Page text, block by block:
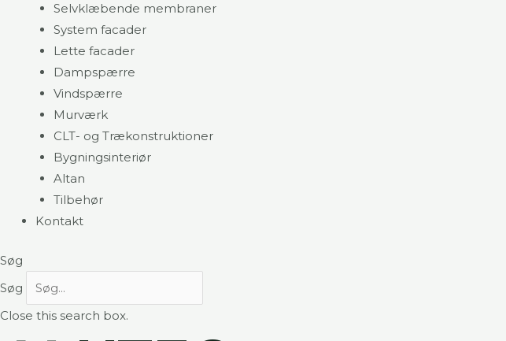
Selvklæbende membraner
System facader
Lette facader
Dampspærre
Vindspærre
Murværk
CLT- og Trækonstruktioner
Bygningsinteriør
Altan
Tilbehør
Kontakt
Søg
Søg
Close this search box.